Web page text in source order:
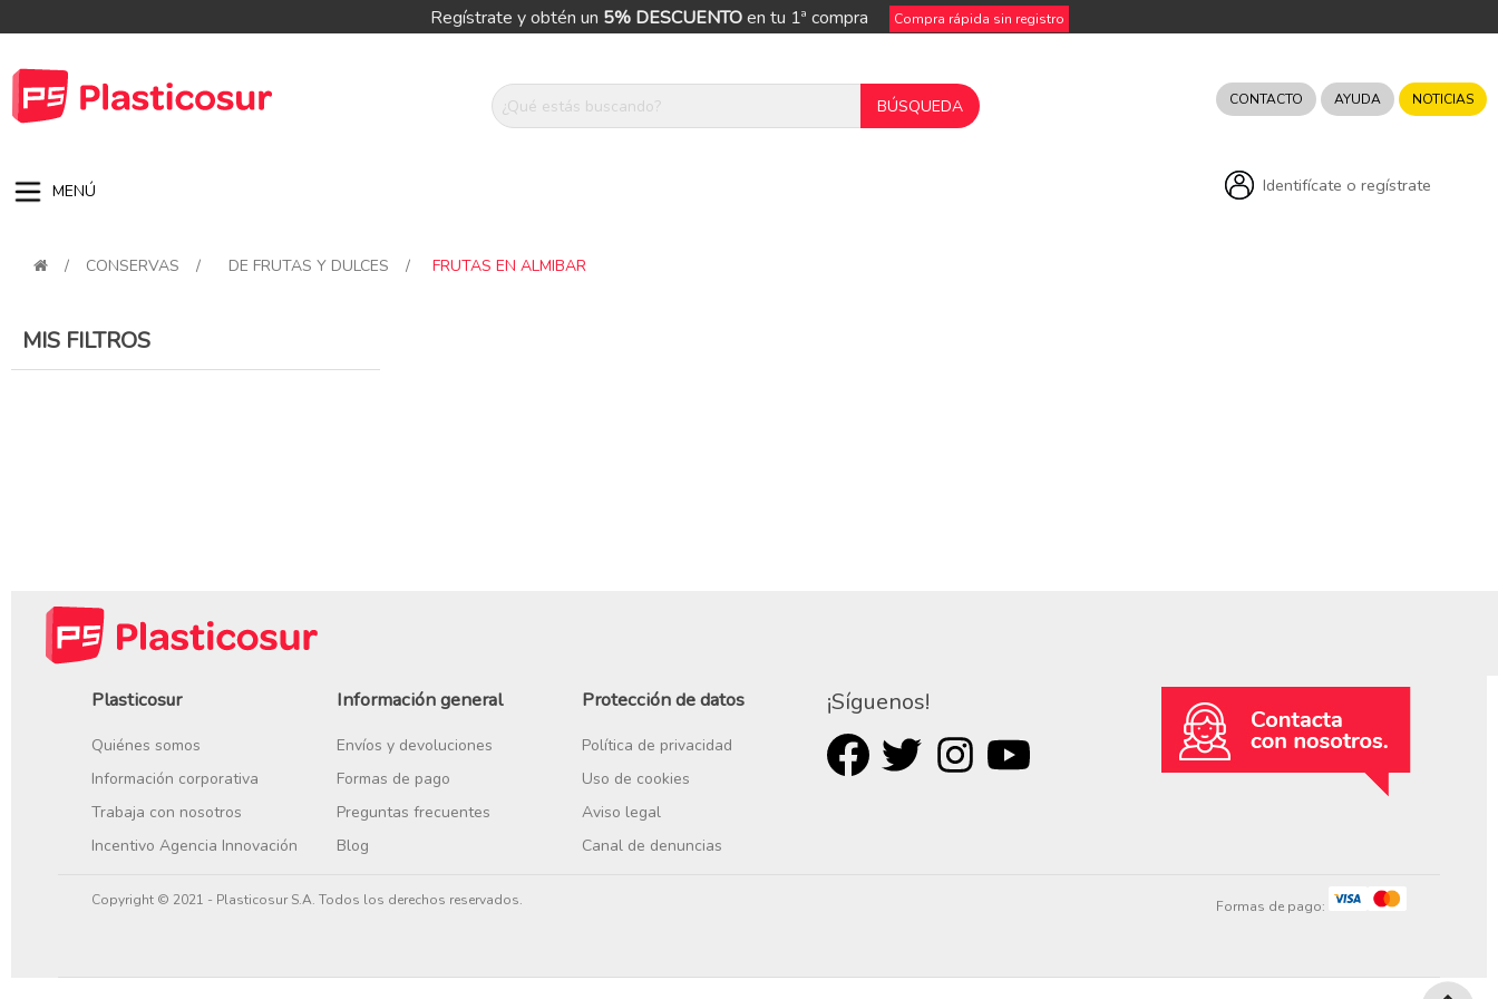
Regístrate y obtén un 5% DESCUENTOen tu 1ª compra Compra rápida sin registro
CONTACTO AYUDA NOTICIAS
Identifícate o regístrate
MENÚ
/ CONSERVAS / DE FRUTAS Y DULCES / FRUTAS EN ALMIBAR
MIS FILTROS
Plasticosur
Quiénes somos
Información corporativa
Trabaja con nosotros
Incentivo Agencia Innovación
Información general
Envíos y devoluciones
Formas de pago
Preguntas frecuentes
Blog
Protección de datos
Política de privacidad
Uso de cookies
Aviso legal
Canal de denuncias
¡Síguenos!
Copyright © 2021 - Plasticosur S.A. Todos los derechos reservados. Formas de pago: